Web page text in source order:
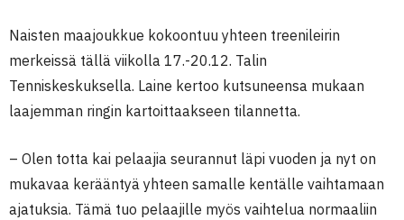
Naisten maajoukkue kokoontuu yhteen treenileirin
merkeissä tällä viikolla 17.-20.12. Talin
Tenniskeskuksella. Laine kertoo kutsuneensa mukaan
laajemman ringin kartoittaakseen tilannetta.
– Olen totta kai pelaajia seurannut läpi vuoden ja nyt on
mukavaa kerääntyä yhteen samalle kentälle vaihtamaan
ajatuksia. Tämä tuo pelaajille myös vaihtelua normaaliin